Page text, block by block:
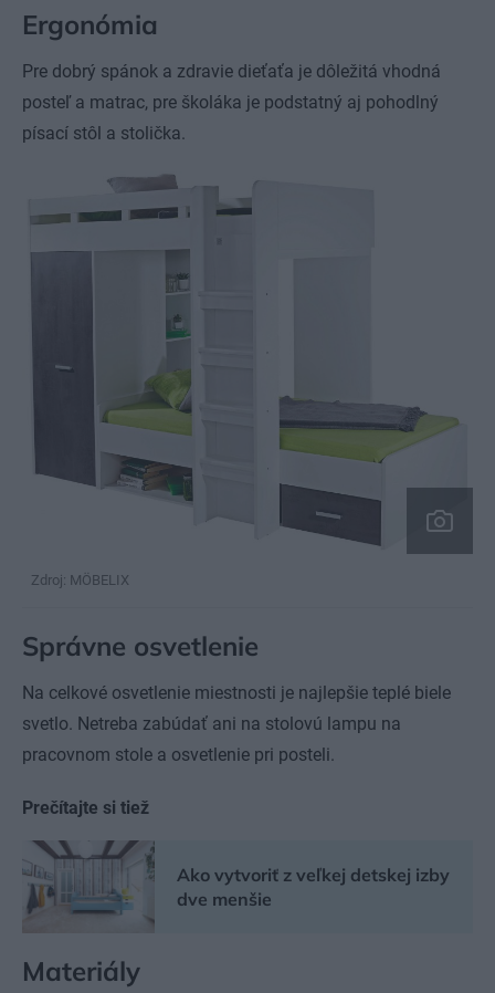
Ergonómia
Pre dobrý spánok a zdravie dieťaťa je dôležitá vhodná
posteľ a matrac, pre školáka je podstatný aj pohodlný
písací stôl a stolička.
Zdroj: MÖBELIX
Správne osvetlenie
Na celkové osvetlenie miestnosti je najlepšie teplé biele
svetlo. Netreba zabúdať ani na stolovú lampu na
pracovnom stole a osvetlenie pri posteli.
Prečítajte si tiež
Ako vytvoriť z veľkej detskej izby
dve menšie
Materiály